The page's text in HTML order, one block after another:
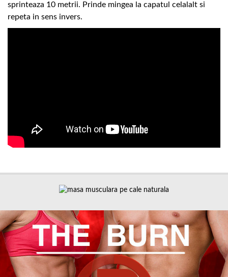
sprinteaza 10 metrii. Prinde mingea la capatul celalalt si
repeta in sens invers.